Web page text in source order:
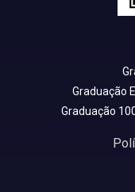
Graduação
Graduação